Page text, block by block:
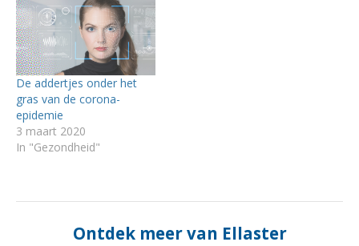
De addertjes onder het
gras van de corona-
epidemie
3 maart 2020
In "Gezondheid"
Ontdek meer van Ellaster